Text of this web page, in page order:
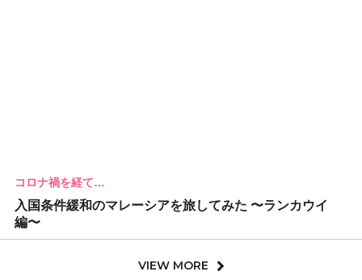
コロナ禍を経て…
入国条件緩和のマレーシアを旅してみた 〜ランカウイ
編〜
VIEW MORE